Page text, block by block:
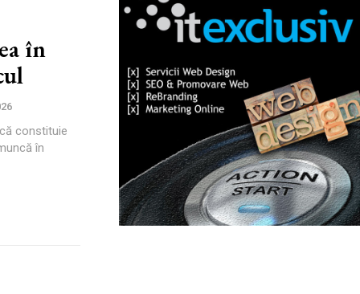
în
constituie
în